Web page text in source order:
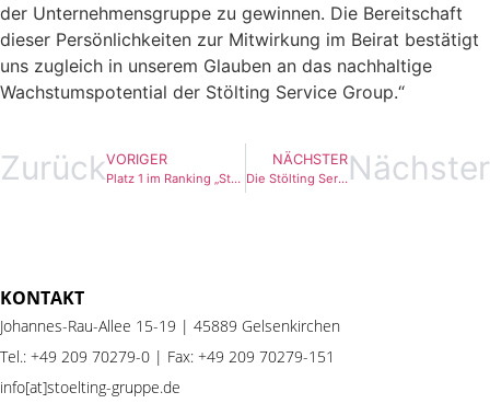
der Unternehmensgruppe zu gewinnen. Die Bereitschaft
dieser Persönlichkeiten zur Mitwirkung im Beirat bestätigt
uns zugleich in unserem Glauben an das nachhaltige
Wachstumspotential der Stölting Service Group.“
ZurückVORIGER
Platz 1 im Ranking „Starker Partner“ für Gebäudedienstleister im Revier Manager Magazin
NÄCHSTER
Die Stölting Service Group wächst weiter: Übernahme der CDS Dienstleistungsgruppe Nächster
KONTAKT
Johannes-Rau-Allee 15-19 | 45889 Gelsenkirchen
Tel.: +49 209 70279-0 | Fax: +49 209 70279-151
info[at]stoelting-gruppe.de